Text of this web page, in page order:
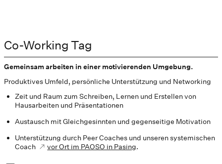
Co-Working Tag
Gemeinsam arbeiten in einer motivierenden Umgebung.
Produktives Umfeld, persönliche Unterstützung und Networking
Zeit und Raum zum Schreiben, Lernen und Erstellen von
Hausarbeiten und Präsentationen
Austausch mit Gleichgesinnten und gegenseitige Motivation
Unterstützung durch Peer Coaches und unseren systemischen
Coach
vor Ort im PAOSO in Pasing.